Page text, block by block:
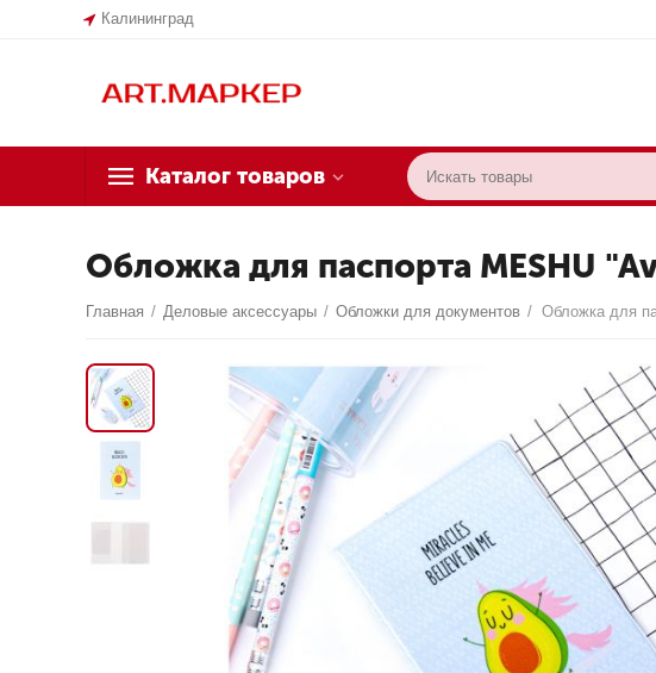
Калининград
Каталог товаров
Обложка для паспорта MESHU
Главная / Деловые аксессуары / Обложки для документов /